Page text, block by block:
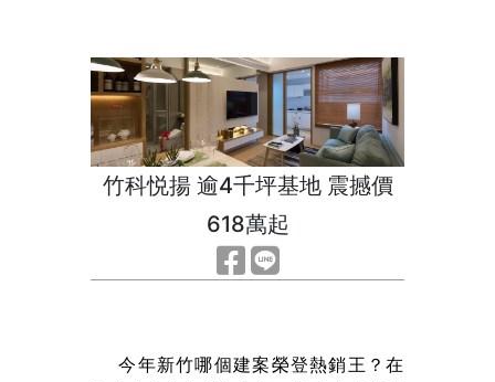
竹科悦揚 逾4千坪基地 震撼價
618萬起
今年新竹哪個建案榮登熱銷王？在